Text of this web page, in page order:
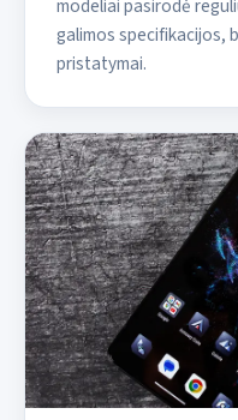
modeliai pasirodė
galimos specifikacijos,
pristatymai.